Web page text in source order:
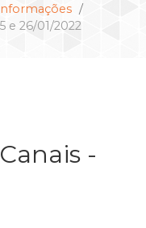
e 26/01/2022
-